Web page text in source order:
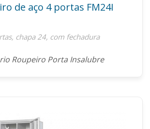
de aço 4 portas FM24I
chapa 24, com fechadura
Roupeiro Porta Insalubre